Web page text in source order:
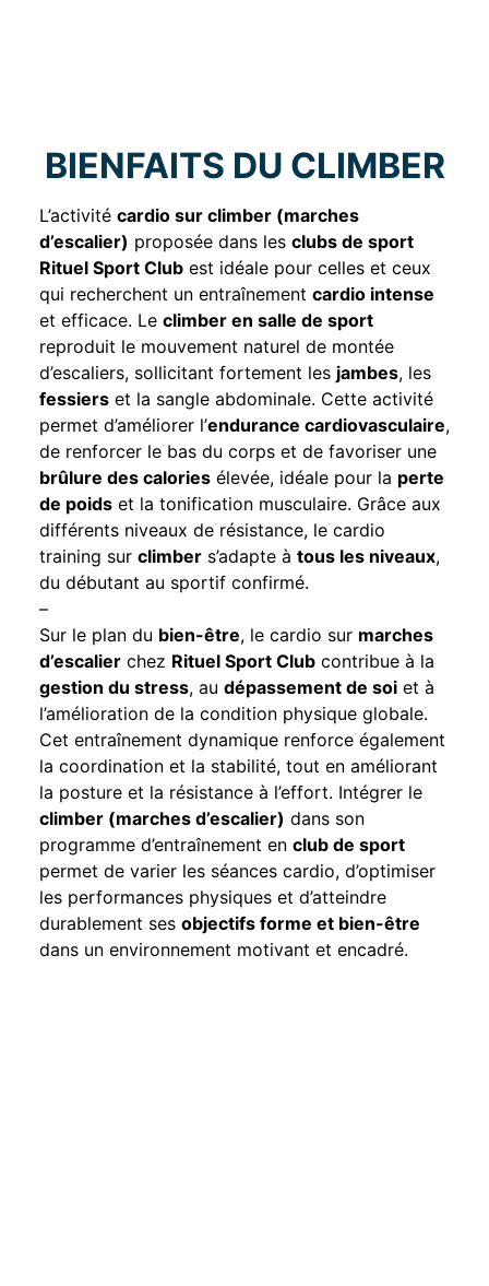
BIENFAITS DU CLIMBER
L’activité cardio sur climber (marches
d’escalier) proposée dans les clubs de sport
Rituel Sport Club est idéale pour celles et ceux
qui recherchent un entraînement cardio intense
et efficace. Le climber en salle de sport
reproduit le mouvement naturel de montée
d’escaliers, sollicitant fortement les jambes, les
fessiers et la sangle abdominale. Cette activité
permet d’améliorer l’endurance cardiovasculaire,
de renforcer le bas du corps et de favoriser une
brûlure des calories élevée, idéale pour la perte
de poids et la tonification musculaire. Grâce aux
différents niveaux de résistance, le cardio
training sur climber s’adapte à tous les niveaux,
du débutant au sportif confirmé.
–
Sur le plan du bien-être, le cardio sur marches
d’escalier chez Rituel Sport Club contribue à la
gestion du stress, au dépassement de soi et à
l’amélioration de la condition physique globale.
Cet entraînement dynamique renforce également
la coordination et la stabilité, tout en améliorant
la posture et la résistance à l’effort. Intégrer le
climber (marches d’escalier) dans son
programme d’entraînement en club de sport
permet de varier les séances cardio, d’optimiser
les performances physiques et d’atteindre
durablement ses objectifs forme et bien-être
dans un environnement motivant et encadré.